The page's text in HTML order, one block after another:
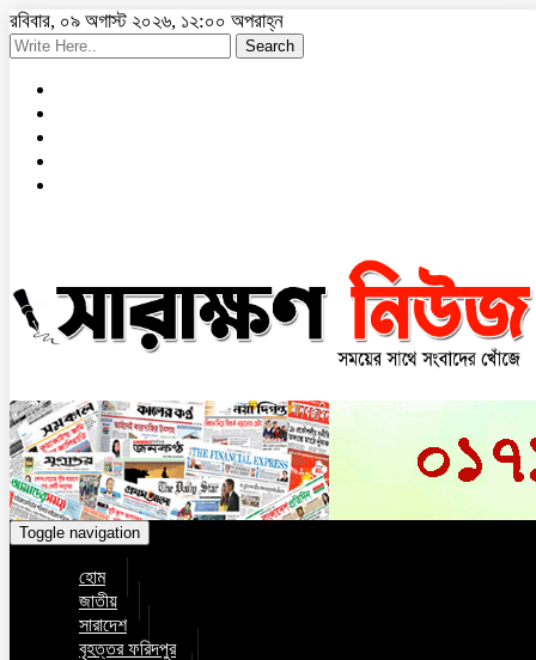
রবিবার, ০৯ অগাস্ট ২০২৬, ১২:০০ অপরাহ্ন
Search
Toggle navigation
হোম
জাতীয়
সারাদেশ
বৃহত্তর ফরিদপুর